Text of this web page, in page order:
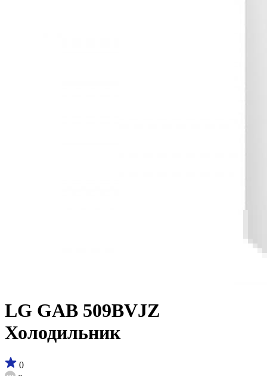
LG GAB 509BVJZ
Холодильник
0